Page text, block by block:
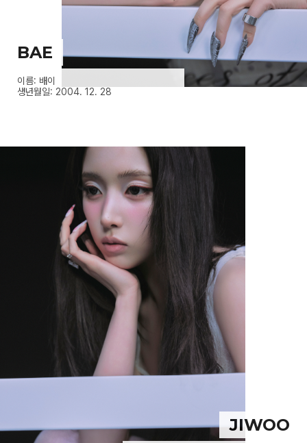
BAE
이름: 배이
생년월일: 2004. 12. 28
JIWOO